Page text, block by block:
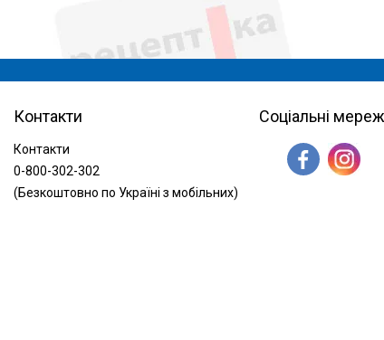
Контакти
Контакти
0-800-302-302
(Безкоштовно по Україні з мобільних)
Соціальні